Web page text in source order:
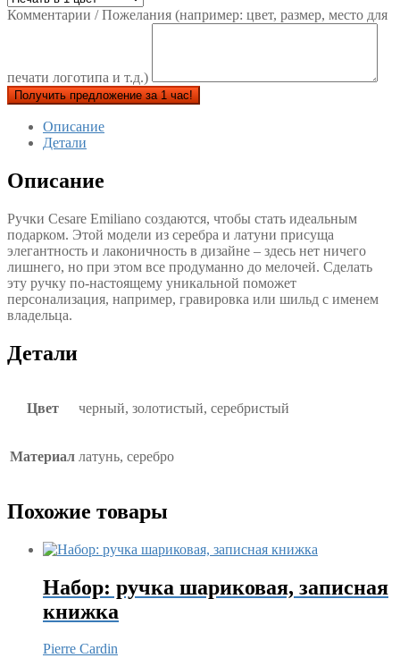
Комментарии / Пожелания (например: цвет, размер, место для
печати логотипа и т.д.)
Получить предложение за 1 час!
Описание
Детали
Описание
Ручки Cesare Emiliano создаются, чтобы стать идеальным
подарком. Этой модели из серебра и латуни присуща
элегантность и лаконичность в дизайне – здесь нет ничего
лишнего, но при этом все продуманно до мелочей. Сделать
эту ручку по-настоящему уникальной поможет
персонализация, например, гравировка или шильд с именем
владельца.
Детали
Цвет черный, золотистый, серебристый
Материал латунь, серебро
Похожие товары
Набор: ручка шариковая, записная
книжка
Pierre Cardin